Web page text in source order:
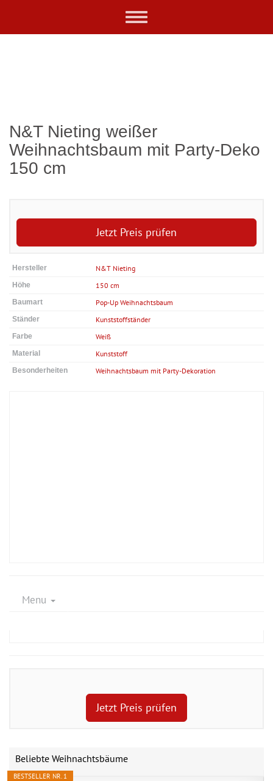
Toggle
N&T Nieting weißer
Weihnachtsbaum mit Party-Deko
150 cm
Jetzt Preis prüfen
Hersteller N&T Nieting
Höhe 150 cm
Baumart Pop-Up Weihnachtsbaum
Ständer Kunststoffständer
Farbe Weiß
Material Kunststoff
Besonderheiten Weihnachtsbaum mit Party-Dekoration
Menu
Jetzt Preis prüfen
Beliebte Weihnachtsbäume
BESTSELLER NR. 1